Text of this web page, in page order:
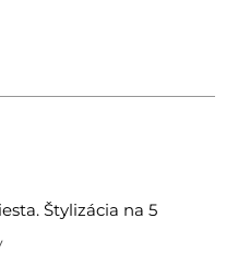
Štylizácia na 5